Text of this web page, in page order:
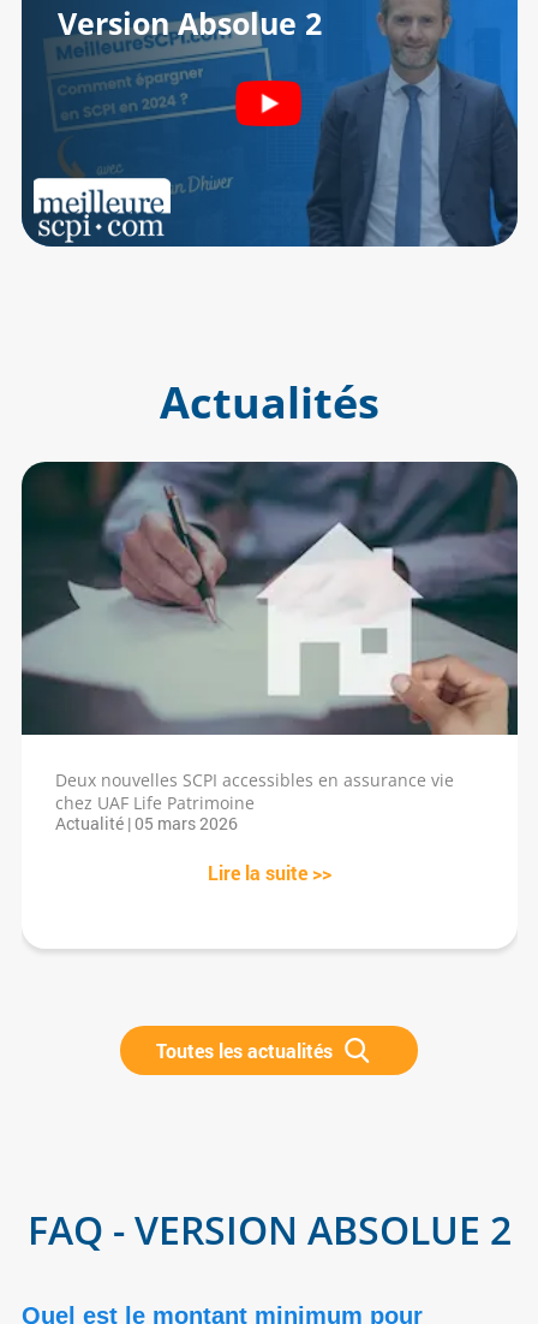
Version Absolue 2
Actualités
Deux nouvelles SCPI accessibles en assurance vie
chez UAF Life Patrimoine
Actualité | 05 mars 2026
Lire la suite >>
Toutes les actualités
FAQ - VERSION ABSOLUE 2
Quel est le montant minimum pour